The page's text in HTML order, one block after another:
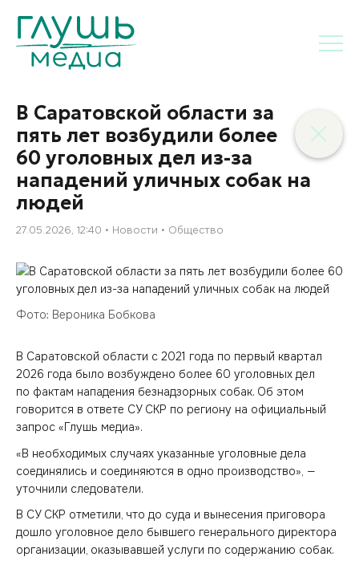
В Саратовской области за
пять лет возбудили более
60 уголовных дел из-за
нападений уличных собак на
людей
27.05.2026, 12:40 Новости Общество
Фото: Вероника Бобкова
В Саратовской области с 2021 года по первый квартал
2026 года было возбуждено более 60 уголовных дел
по фактам нападения безнадзорных собак. Об этом
говорится в ответе СУ СКР по региону на официальный
запрос «Глушь медиа».
«В необходимых случаях указанные уголовные дела
соединялись и соединяются в одно производство», —
уточнили следователи.
В СУ СКР отметили, что до суда и вынесения приговора
дошло уголовное дело бывшего генерального директора
организации, оказывавшей услуги по содержанию собак.